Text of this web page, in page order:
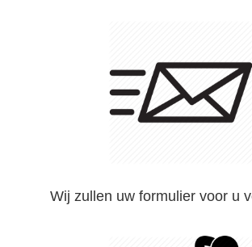
Wij zullen uw formulier voor u